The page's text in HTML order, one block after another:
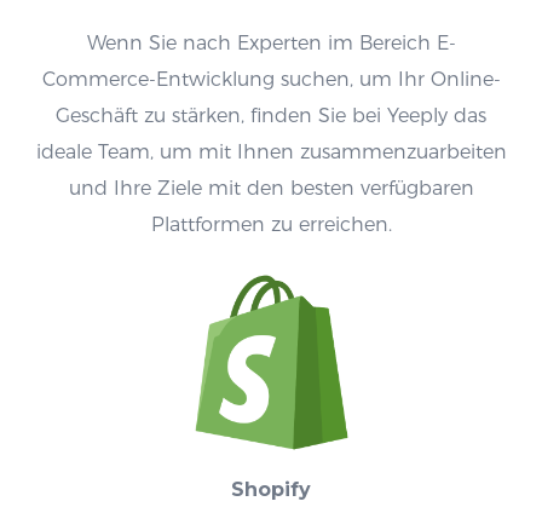
Wenn Sie nach Experten im Bereich E-
Commerce-Entwicklung suchen, um Ihr Online-
Geschäft zu stärken, finden Sie bei Yeeply das
ideale Team, um mit Ihnen zusammenzuarbeiten
und Ihre Ziele mit den besten verfügbaren
Plattformen zu erreichen.
Shopify